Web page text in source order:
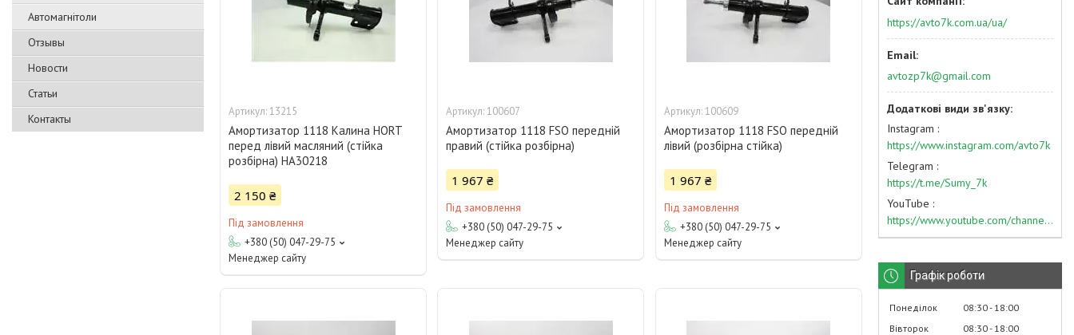
Автомагнітоли
Отзывы
Новости
Статьи
Контакты
13215
Амортизатор 1118 Калина HORT
перед лівий масляний (стійка
розбірна) HA30218
2 150 ₴
Під замовлення
+380 (50) 047-29-75
Менеджер сайту
100607
Амортизатор 1118 FSO передній
правий (стійка розбірна)
1 967 ₴
Під замовлення
+380 (50) 047-29-75
Менеджер сайту
100609
Амортизатор 1118 FSO передній
лівий (розбірна стійка)
1 967 ₴
Під замовлення
+380 (50) 047-29-75
Менеджер сайту
https://avto7k.com.ua/ua/
avtozp7k@gmail.com
Instagram
https://www.instagram.com/avto7k
Telegram
https://t.me/Sumy_7k
YouTube
https://www.youtube.com/channel/UC574nvqqf5H_LzT4Va_GpQg?view_as=subscriber
Графік роботи
Понеділок 08:30 18:00
Вівторок
08:30 18:00